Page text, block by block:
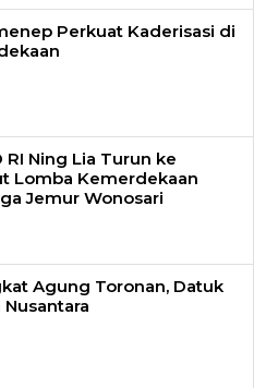
Perkuat Kaderisasi di
Ning Lia Turun ke
Lomba Kemerdekaan
Jemur Wonosari
Agung Toronan, Datuk